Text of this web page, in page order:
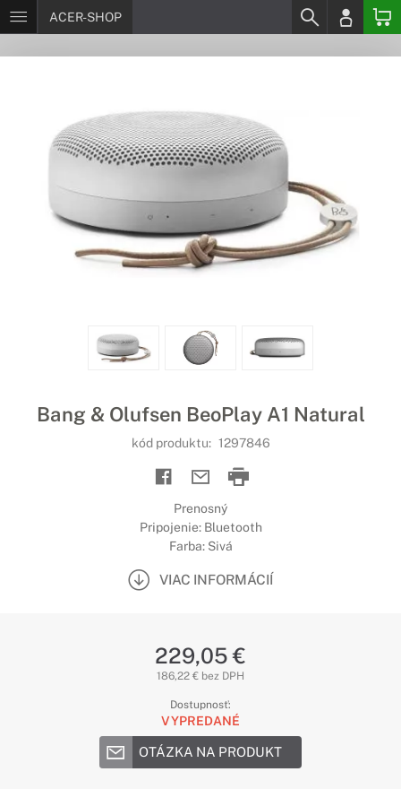
ACER-SHOP
Bang & Olufsen BeoPlay A1 Natural
kód produktu: 1297846
Prenosný
Pripojenie: Bluetooth
Farba: Sivá
VIAC INFORMÁCIÍ
229,05 €
186,22 € bez DPH
Dostupnosť:
VYPREDANÉ
OTÁZKA NA PRODUKT